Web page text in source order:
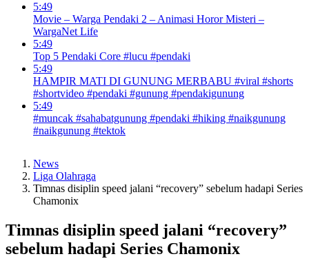
5:49
Movie – Warga Pendaki 2 – Animasi Horor Misteri –
WargaNet Life
5:49
Top 5 Pendaki Core #lucu #pendaki
5:49
HAMPIR MATI DI GUNUNG MERBABU #viral #shorts
#shortvideo #pendaki #gunung #pendakigunung
5:49
#muncak #sahabatgunung #pendaki #hiking #naikgunung
#naikgunung #tektok
News
Liga Olahraga
Timnas disiplin speed jalani “recovery” sebelum hadapi Series
Chamonix
Timnas disiplin speed jalani “recovery”
sebelum hadapi Series Chamonix